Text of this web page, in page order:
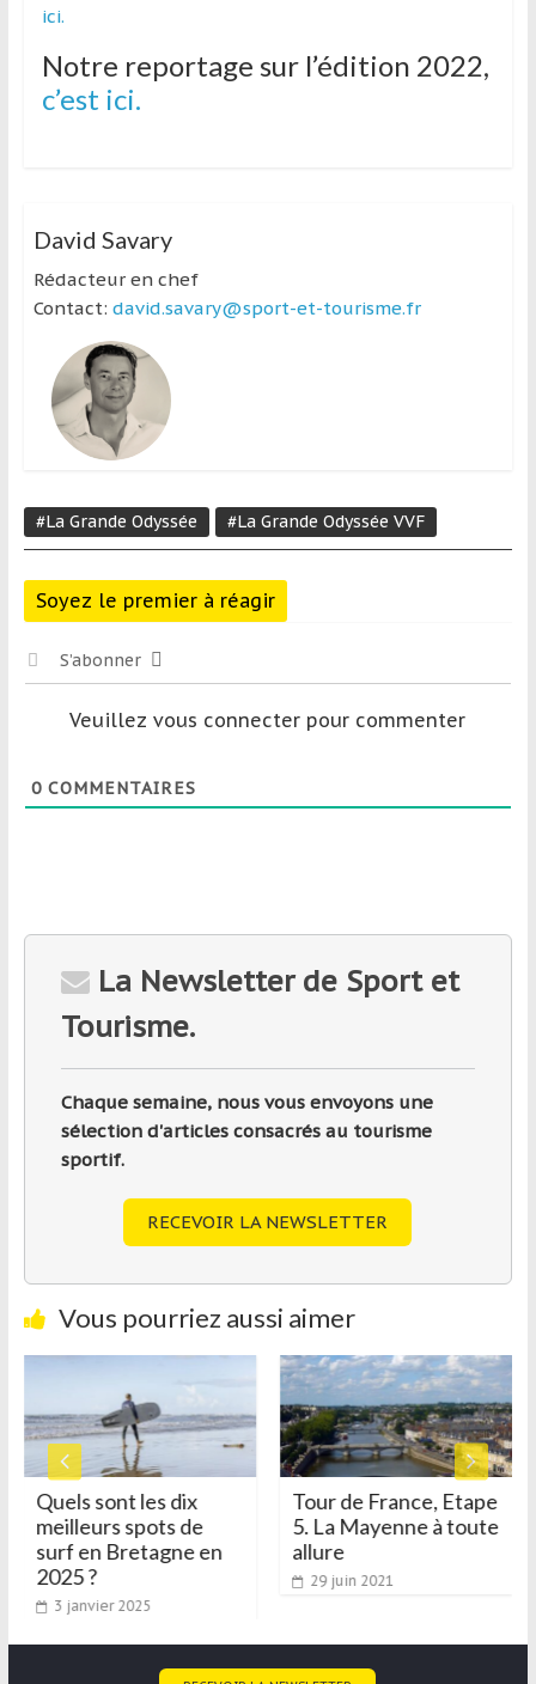
ici.
Notre reportage sur l’édition 2022,
c’est ici.
David Savary
Rédacteur en chef
Contact: david.savary@sport-et-tourisme.fr
#La Grande Odyssée #La Grande Odyssée VVF
Soyez le premier à réagir
S’abonner
Veuillez vous connecter pour commenter
0COMMENTAIRES
La Newsletter de Sport et
Tourisme.
Chaque semaine, nous vous envoyons une
sélection d'articles consacrés au tourisme
sportif.
RECEVOIR LA NEWSLETTER
Vous pourriez aussi aimer
Quels sont les dix
meilleurs spots de
surf en Bretagne en
2025 ?
3 janvier 2025
Tour de France, Etape
5. La Mayenne à toute
allure
29 juin 2021